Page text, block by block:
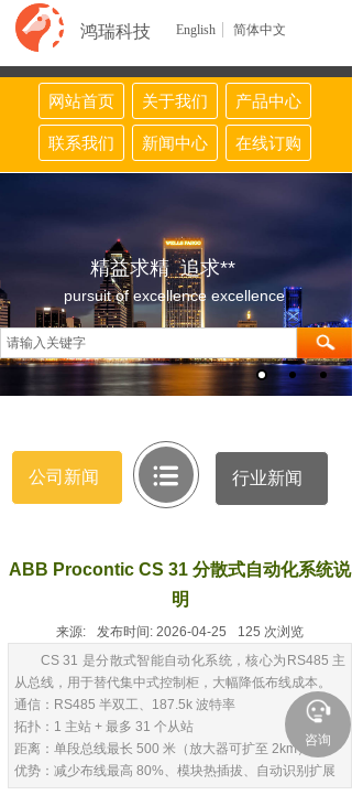
鸿瑞科技 English 简体中文
网站首页 关于我们 产品中心
联系我们 新闻中心 在线订购
精益求精 追求**
pursuit of excellence excellence
公司新闻 行业新闻
ABB Procontic CS 31 分散式自动化系统说
明
来源: 发布时间: 2026-04-25 125 次浏览
CS 31 是分散式智能自动化系统，核心为RS485 主
从总线，用于替代集中式控制柜，大幅降低布线成本。
通信：RS485 半双工、187.5k 波特率
拓扑：1 主站 + 最多 31 个从站
距离：单段总线最长 500 米（放大器可扩至 2km）
优势：减少布线最高 80%、模块热插拔、自动识别扩展
咨询